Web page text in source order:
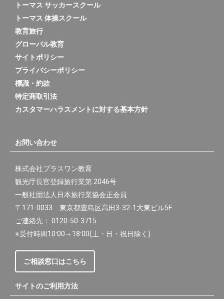
トーマス サッカースクール
トーマス 体操スクール
教育旅行
グローバル教育
サイトポリシー
プライバシーポリシー
標識・約款
特定商取引法
カスタマーハラスメントに対する基本方針
お問い合わせ
株式会社プラスワン教育
観光庁長官登録旅行業第 2046号
一般社団法人日本旅行業協会正会員
〒171-0033 東京都豊島区高田3-32-1大東ビル5F
ご連絡先： 0120-50-3715
※受付時間10:00～18:00(土・日・祝日除く)
ご相談窓口はこちら
サイトのご利用方法